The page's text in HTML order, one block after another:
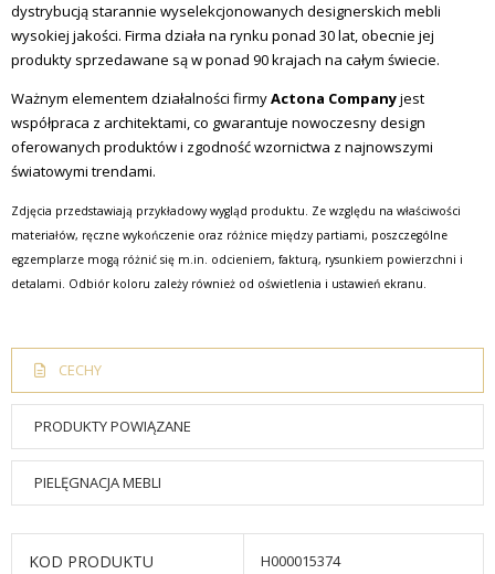
dystrybucją starannie wyselekcjonowanych designerskich mebli
wysokiej jakości. Firma działa na rynku ponad 30 lat, obecnie jej
produkty sprzedawane są w ponad 90 krajach na całym świecie.
Ważnym elementem działalności firmyActona Companyjest
współpraca z architektami, co gwarantuje nowoczesny design
oferowanych produktów i zgodność wzornictwa z najnowszymi
światowymi trendami.
Zdjęcia przedstawiają przykładowy wygląd produktu. Ze względu na właściwości
materiałów, ręczne wykończenie oraz różnice między partiami, poszczególne
egzemplarze mogą różnić się m.in. odcieniem, fakturą, rysunkiem powierzchni i
detalami. Odbiór koloru zależy również od oświetlenia i ustawień ekranu.
CECHY
PRODUKTY POWIĄZANE
PIELĘGNACJA MEBLI
KOD PRODUKTU H000015374